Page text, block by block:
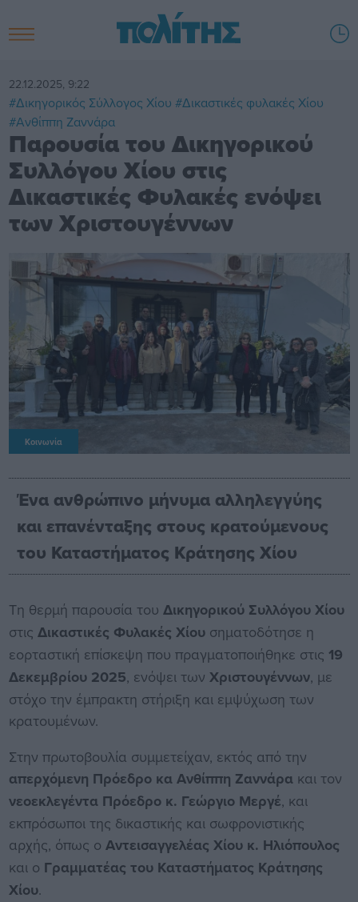
22.12.2025, 9:22
#Δικηγορικός Σύλλογος Χίου #Δικαστικές φυλακές Χίου
#Ανθίππη Ζαννάρα
Παρουσία του Δικηγορικού
Συλλόγου Χίου στις
Δικαστικές Φυλακές ενόψει
των Χριστουγέννων
Κοινωνία
Ένα ανθρώπινο μήνυμα αλληλεγγύης
και επανένταξης στους κρατούμενους
του Καταστήματος Κράτησης Χίου
Τη θερμή παρουσία του Δικηγορικού Συλλόγου Χίου
στις Δικαστικές Φυλακές Χίουσηματοδότησε η
εορταστική επίσκεψη που πραγματοποιήθηκε στις 19
Δεκεμβρίου 2025, ενόψει των Χριστουγέννων, με
στόχο την έμπρακτη στήριξη και εμψύχωση των
κρατουμένων.
Στην πρωτοβουλία συμμετείχαν, εκτός από την
απερχόμενη Πρόεδρο κα Ανθίππη Ζαννάρα και τον
νεοεκλεγέντα Πρόεδρο κ. Γεώργιο Μεργέ, και
εκπρόσωποι της δικαστικής και σωφρονιστικής
αρχής, όπως ο Αντεισαγγελέας Χίου κ. Ηλιόπουλος
και ο Γραμματέας του Καταστήματος Κράτησης
Χίου.